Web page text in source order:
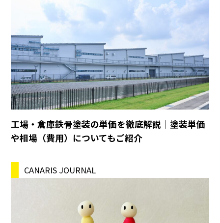
工場・倉庫鉄骨塗装の単価を徹底解説｜塗装単価
や相場（費用）についてもご紹介
CANARIS JOURNAL